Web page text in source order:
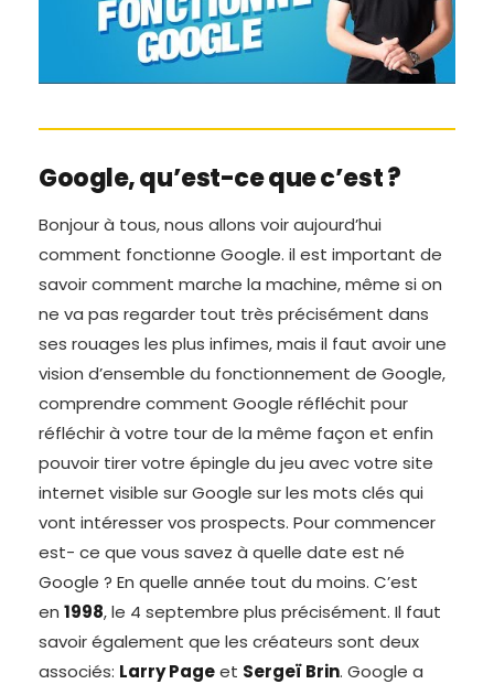
Google, qu’est-ce que c’est ?
Bonjour à tous, nous allons voir aujourd’hui
comment fonctionne Google. il est important de
savoir comment marche la machine, même si on
ne va pas regarder tout très précisément dans
ses rouages les plus infimes, mais il faut avoir une
vision d’ensemble du fonctionnement de Google,
comprendre comment Google réfléchit pour
réfléchir à votre tour de la même façon et enfin
pouvoir tirer votre épingle du jeu avec votre site
internet visible sur Google sur les mots clés qui
vont intéresser vos prospects. Pour commencer
est- ce que vous savez à quelle date est né
Google ? En quelle année tout du moins. C’est
en 1998, le 4 septembre plus précisément. Il faut
savoir également que les créateurs sont deux
associés: Larry Pageet Sergeï Brin. Google a